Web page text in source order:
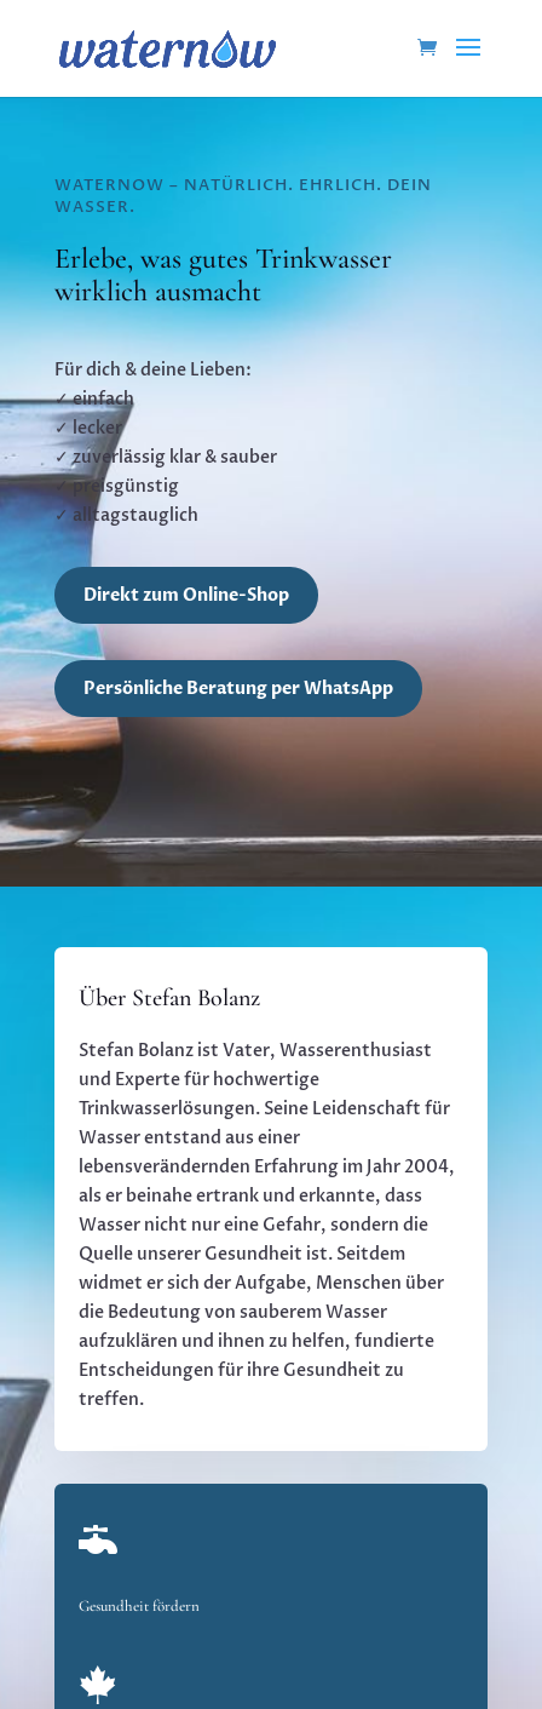
WATERNOW – NATÜRLICH. EHRLICH. DEIN
WASSER.
Erlebe, was gutes Trinkwasser
wirklich ausmacht
Für dich & deine Lieben:
✓ einfach
✓ lecker
✓ zuverlässig klar & sauber
✓ preisgünstig
✓ alltagstauglich
Direkt zum Online-Shop
Persönliche Beratung per WhatsApp
Über Stefan Bolanz
Stefan Bolanz ist Vater, Wasserenthusiast
und Experte für hochwertige
Trinkwasserlösungen. Seine Leidenschaft für
Wasser entstand aus einer
lebensverändernden Erfahrung im Jahr 2004,
als er beinahe ertrank und erkannte, dass
Wasser nicht nur eine Gefahr, sondern die
Quelle unserer Gesundheit ist. Seitdem
widmet er sich der Aufgabe, Menschen über
die Bedeutung von sauberem Wasser
aufzuklären und ihnen zu helfen, fundierte
Entscheidungen für ihre Gesundheit zu
treffen.

Gesundheit fördern
